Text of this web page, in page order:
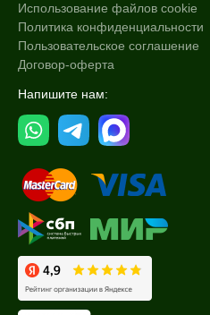
Использование файлов cookie
Политика конфиденциальности
Пользовательское соглашение
Договор-оферта
Напишите нам: